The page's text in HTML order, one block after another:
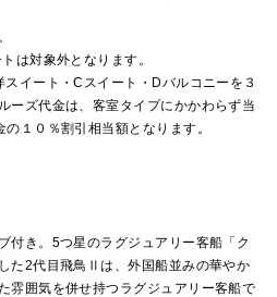
は対象外となります。
スイート・Cスイート・Dバルコニーを３
ーズ代金は、客室タイプにかかわらず当
１０％割引相当額となります。
付き。5つ星のラグジュアリー客船「ク
た2代目飛鳥Ⅱは、外国船並みの華やか
雰囲気を併せ持つラグジュアリー客船で